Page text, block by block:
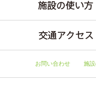
お問い合わせ 施